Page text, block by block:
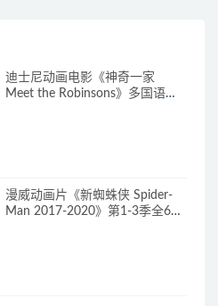
迪士尼动画电影《神奇一家
Meet the Robinsons》多国语言
漫威动画片《新蜘蛛侠 Spider-
Man 2017-2020》第1-3季全64